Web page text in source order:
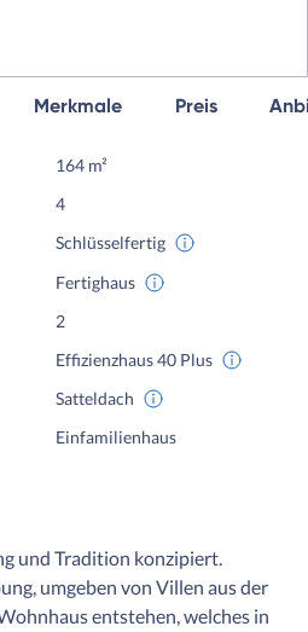
Merkmale Preis
164 m²
4
Schlüsselfertig
Fertighaus
2
Effizienzhaus 40 Plus
Satteldach
Einfamilienhaus
und Tradition konzipiert.
umgeben von Villen aus der
entstehen, welches in